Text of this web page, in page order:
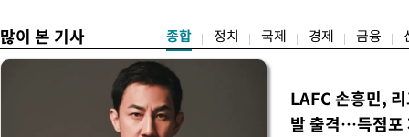
많이 본 기사 종합 정치 국제 경제 금융
LAFC 손흥민,
발 출격…득점포